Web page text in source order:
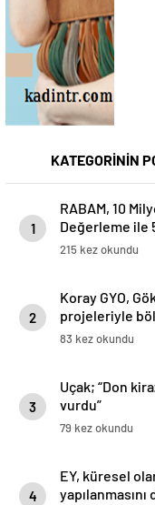
KATEGORİNİN
1
RABAM, 10
Değerleme ile
Yatırım Aldı
215 kez okundu
2
Koray GYO,
projeleriyle
vuruyor
83 kez okundu
3
Uçak; “Don
vurdu”
79 kez okundu
4
EY, küresel